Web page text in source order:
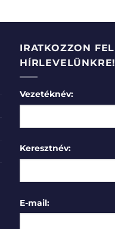
IRATKOZZON FEL
HÍRLEVELÜNKRE!
Vezetéknév:
Keresztnév:
E-mail: